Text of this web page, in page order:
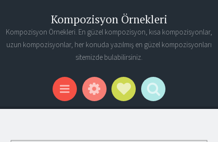
Kompozisyon Örnekleri
Kompozisyon Örnekleri. En güzel kompozisyon, kısa kompozisyonlar,
uzun kompozisyonlar, her konuda yazılmış en güzel kompozisyonları
sitemizde bulabilirsiniz.
Menu WidgetsSocial Links
Search